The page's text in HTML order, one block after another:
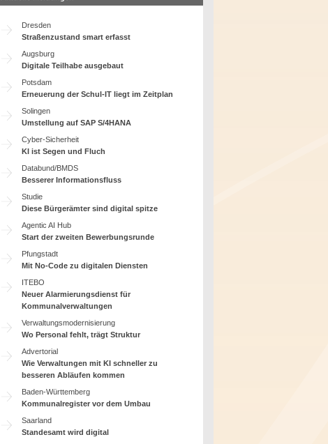
Dresden
Straßenzustand smart erfasst
Augsburg
Digitale Teilhabe ausgebaut
Potsdam
Erneuerung der Schul-IT liegt im Zeitplan
Solingen
Umstellung auf SAP S/4HANA
Cyber-Sicherheit
KI ist Segen und Fluch
Databund/BMDS
Besserer Informationsfluss
Studie
Diese Bürgerämter sind digital spitze
Agentic AI Hub
Start der zweiten Bewerbungsrunde
Pfungstadt
Mit No-Code zu digitalen Diensten
ITEBO
Neuer Alarmierungsdienst für
Kommunalverwaltungen
Verwaltungsmodernisierung
Wo Personal fehlt, trägt Struktur
Advertorial
Wie Verwaltungen mit KI schneller zu
besseren Abläufen kommen
Baden-Württemberg
Kommunalregister vor dem Umbau
Saarland
Standesamt wird digital